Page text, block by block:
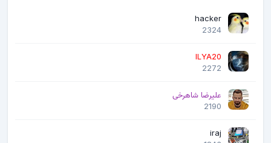
hacker
2324
ILYA20
2272
علیرضا شاهرخی
2190
iraj